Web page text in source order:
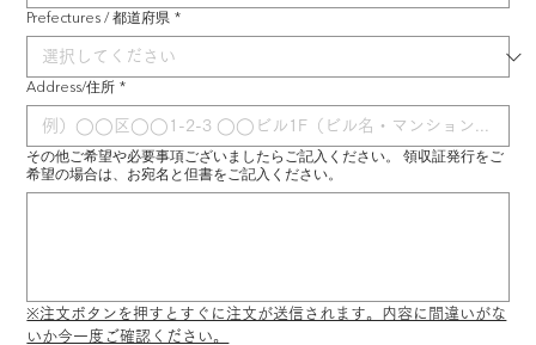
Prefectures / 都道府県 *
Address/住所 *
その他ご希望や必要事項ございましたらご記入ください。 領収証発行をご
希望の場合は、お宛名と但書をご記入ください。
※注文ボタンを押すとすぐに注文が送信されます。内容に間違いがな
いか今一度ご確認ください。